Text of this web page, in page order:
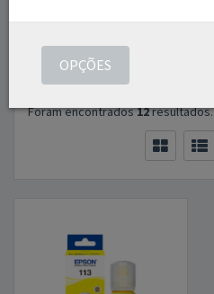
Foram encontrados12resultados.
OPÇÕES